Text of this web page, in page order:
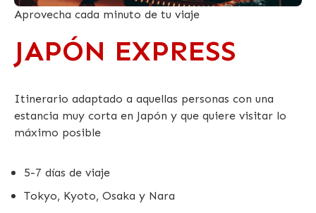
Aprovecha cada minuto de tu viaje
JAPÓN EXPRESS
Itinerario adaptado a aquellas personas con una
estancia muy corta en Japón y que quiere visitar lo
máximo posible
5-7 días de viaje
Tokyo, Kyoto, Osaka y Nara